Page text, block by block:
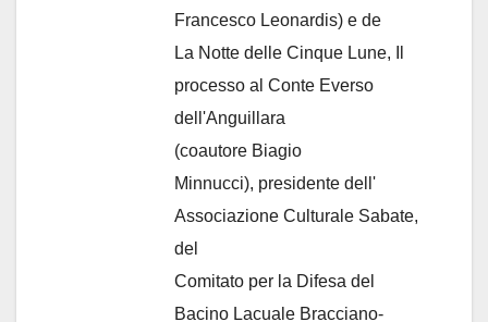
Francesco Leonardis) e de
La Notte delle Cinque Lune, Il
processo al Conte Everso
dell'Anguillara
(coautore Biagio
Minnucci), presidente dell'
Associazione Culturale Sabate,
del
Comitato per la Difesa del
Bacino Lacuale Bracciano-